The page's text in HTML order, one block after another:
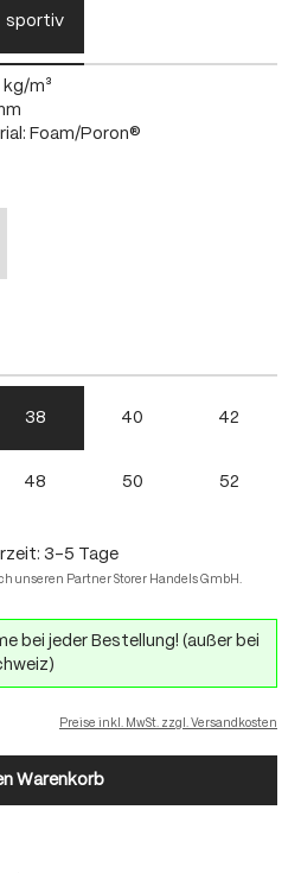
sportiv
kg/m³
Foam/Poron®
/ skydiver
Option ist zurzeit nicht verfügbar.)
38 40 42
48 50 52
3-5 Tage
unseren Partner Storer Handels GmbH.
bei jeder Bestellung! (außer bei
Preise inkl. MwSt. zzgl. Versandkosten
Warenkorb